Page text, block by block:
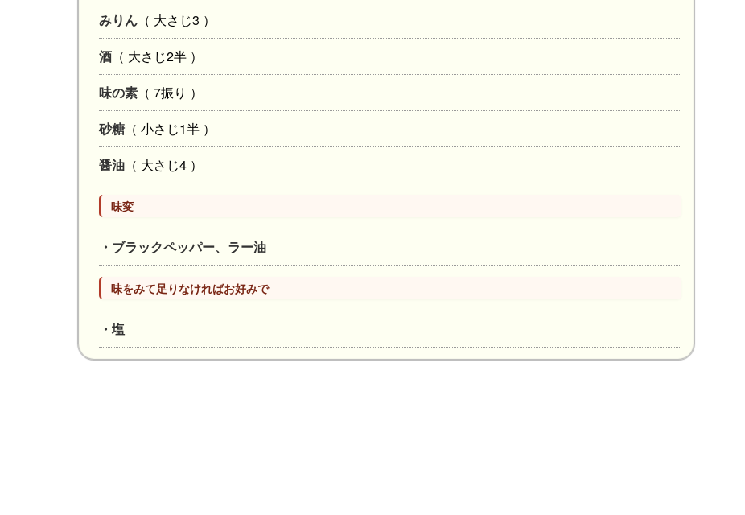
みりん（ 大さじ3 ）
酒（ 大さじ2半 ）
味の素（ 7振り ）
砂糖（ 小さじ1半 ）
醤油（ 大さじ4 ）
味変
・ブラックペッパー、ラー油
味をみて足りなければお好みで
・塩